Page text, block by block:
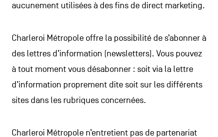
aucunement utilisées à des fins de direct marketing.
Charleroi Métropole offre la possibilité de s’abonner à
des lettres d’information (newsletters). Vous pouvez
à tout moment vous désabonner : soit via la lettre
d’information proprement dite soit sur les différents
sites dans les rubriques concernées.
Charleroi Métropole n’entretient pas de partenariat